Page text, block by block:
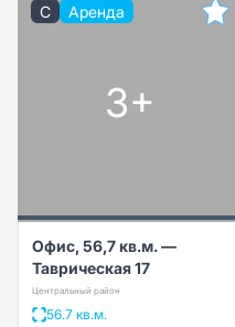
C Аренда
3+
Офис, 56,7 кв.м. —
Таврическая 17
Центральный район
56.7 кв.м.